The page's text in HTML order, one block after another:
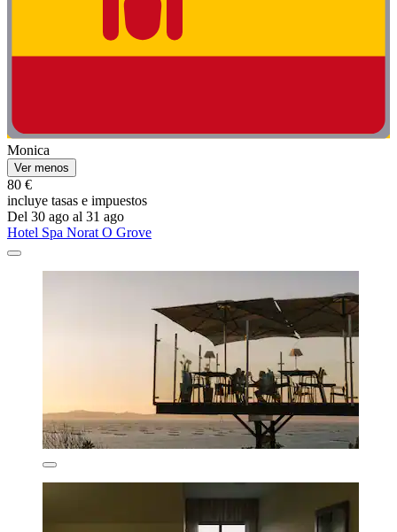
Monica
Ver menos
80 €
incluye tasas e impuestos
Del 30 ago al 31 ago
Hotel Spa Norat O Grove